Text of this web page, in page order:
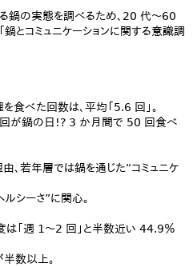
鍋の実態を調べるため、20 代～60
とコミュニケーションに関する意識調
べた回数は、平均「5.6 回」。
が鍋の日!? 3 か月間で 50 回食べ
、若年層では鍋を通じた“コミュニケ
シーさ”に関心。
「週 1～2 回」と半数近い 44.9％
数以上。